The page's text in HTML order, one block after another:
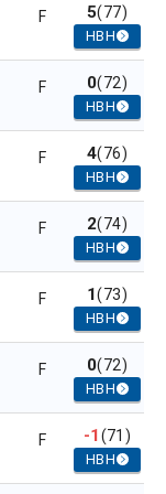
F 5(77)
HBH
F 0(72)
HBH
F 4(76)
HBH
F 2(74)
HBH
F 1(73)
HBH
F 0(72)
HBH
F -1(71)
HBH